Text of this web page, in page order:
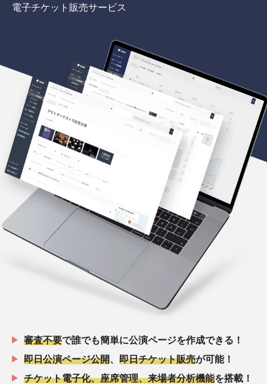
電子チケット販売サービス
審査不要で誰でも簡単に公演ページを作成できる！
即日公演ページ公開
即日チケット販売が可能！
チケット電子化、座席管理、来場者分析機能を搭載！